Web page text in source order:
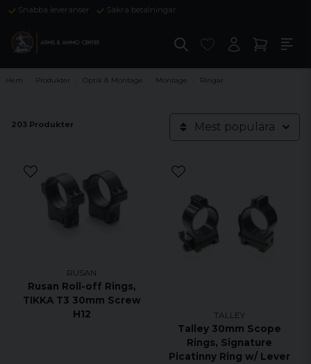
Snabba leveranser Säkra betalningar
Hem Produkter Optik & Montage Montage Ringar
203 Produkter Mest populära
RUSAN
Rusan Roll-off Rings,
TIKKA T3 30mm Screw
H12
TALLEY
Talley 30mm Scope
Rings, Signature
Picatinny Ring w/ Lever